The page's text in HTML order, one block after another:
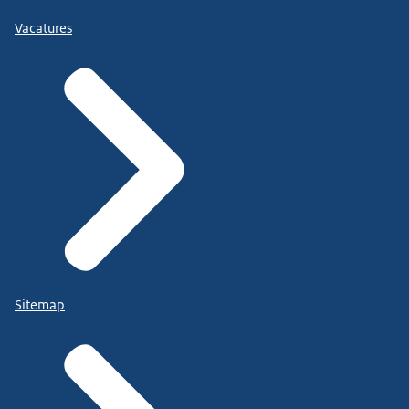
Vacatures
Sitemap